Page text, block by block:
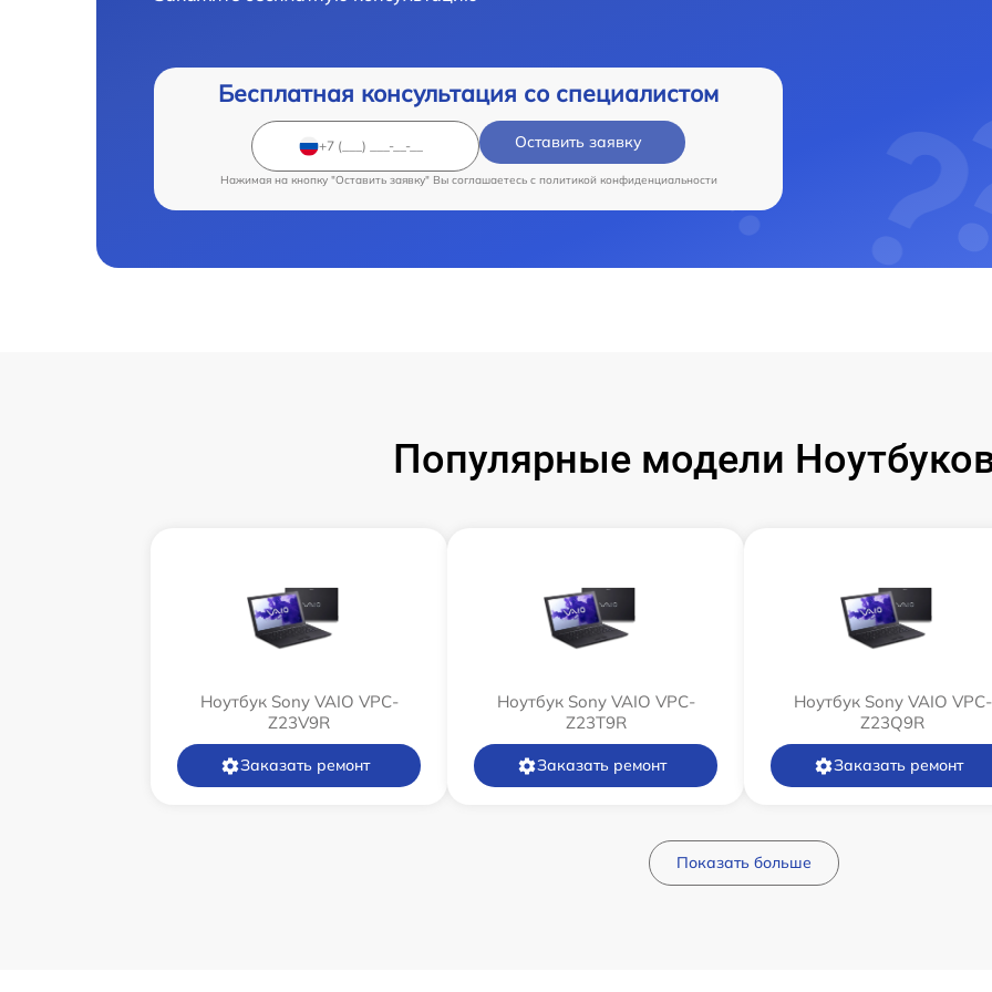
Бесплатная консультация со специалистом
Оставить заявку
Нажимая на кнопку "Оставить заявку" Вы соглашаетесь c политикой конфиденциальности
Популярные модели
Ноутбук Sony VAIO VPC-
Z23V9R
Заказать ремонт
Ноутбук Sony VAIO VPC-
Z23T9R
Заказать ремонт
Ноутбук Sony VAIO VPC-
Z23Q9R
Заказать ремонт
Показать больше